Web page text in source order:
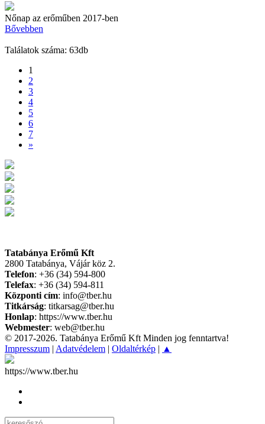
Nőnap az erőműben 2017-ben
Bővebben
Találatok száma: 63db
1
2
3
4
5
6
7
»
Tatabánya Erőmű Kft
2800 Tatabánya, Vájár köz 2.
Telefon: +36 (34) 594-800
Telefax: +36 (34) 594-811
Központi cím: info@tber.hu
Titkárság: titkarsag@tber.hu
Honlap: https://www.tber.hu
Webmester: web@tber.hu
© 2017-2026. Tatabánya Erőmű Kft Minden jog fenntartva!
Impresszum | Adatvédelem | Oldaltérkép | ▲
https://www.tber.hu